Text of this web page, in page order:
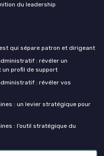
du leadership
qui sépare patron et dirigeant
: révéler un
un profil de support
: révéler vos
: un levier stratégique pour
: l’outil stratégique du